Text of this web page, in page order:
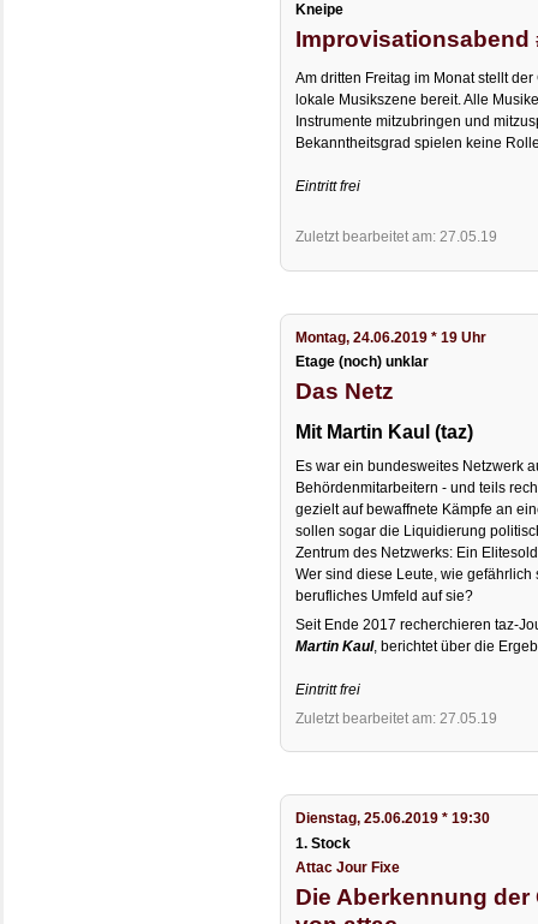
Kneipe
Improvisationsabend
Am dritten Freitag im Monat stellt
lokale Musikszene bereit. Alle
Instrumente mitzubringen und
Bekanntheitsgrad spielen keine
Eintritt frei
Zuletzt bearbeitet am: 27.05.19
Montag, 24.06.2019 * 19 Uhr
Etage (noch) unklar
Das Netz
Mit Martin Kaul (taz)
Es war ein bundesweites Netzwerk
Behördenmitarbeitern - und teils
gezielt auf bewaffnete Kämpfe an
sollen sogar die Liquidierung
Zentrum des Netzwerks: Ein
Wer sind diese Leute, wie
berufliches Umfeld auf sie?
Seit Ende 2017 recherchieren taz-
Martin Kaul, berichtet über die
Eintritt frei
Zuletzt bearbeitet am: 27.05.19
Dienstag, 25.06.2019 * 19:30
1. Stock
Attac Jour Fixe
Die Aberkennung